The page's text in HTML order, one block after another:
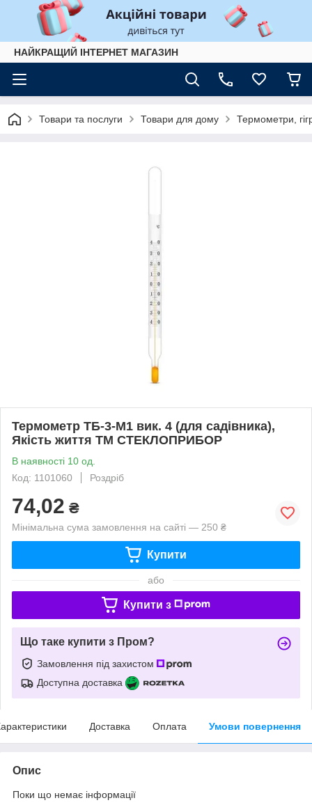
НАЙКРАЩИЙ ІНТЕРНЕТ МАГАЗИН
Товари та послуги Товари для дому Термометри,
Термометр ТБ-3-М1 вик. 4 (для садівника),
Якість життя ТМ СТЕКЛОПРИБОР
В наявності 10 од.
Код: 1101060
Роздріб
74,02 ₴
Мінімальна сума замовлення на сайті — 250 ₴
Купити
або
Купити з
Що таке купити з Пром?
Замовлення під захистом
Доступна доставка
Доставка Оплата Умови повернення
Опис
Поки що немає інформації